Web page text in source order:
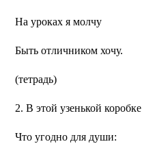
На уроках я молчу
Быть отличником хочу.
(тетрадь)
2. В этой узенькой коробке
Что угодно для души: